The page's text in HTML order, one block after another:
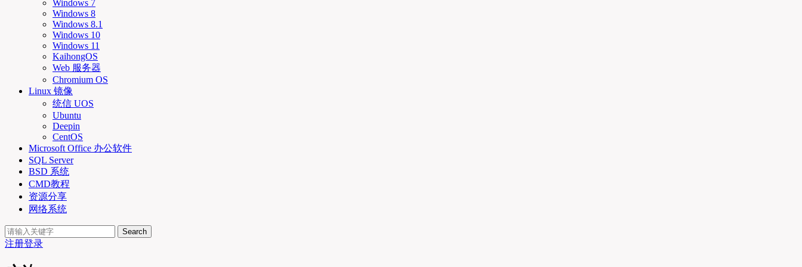
Windows 7
Windows 8
Windows 8.1
Windows 10
Windows 11
KaihongOS
Web 服务器
Chromium OS
Linux 镜像
统信 UOS
Ubuntu
Deepin
CentOS
Microsoft Office 办公软件
SQL Server
BSD 系统
CMD教程
资源分享
网络系统
Search
注册登录